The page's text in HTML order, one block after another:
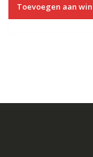
Toevoegen aan